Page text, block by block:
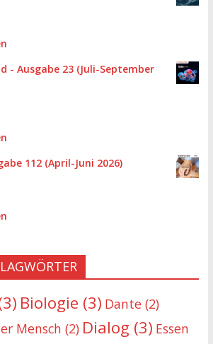
- Ausgabe 23 (Juli-September
112 (April-Juni 2026)
Biologie (3) Dante(2)
Mensch (2) Dialog (3) Essen